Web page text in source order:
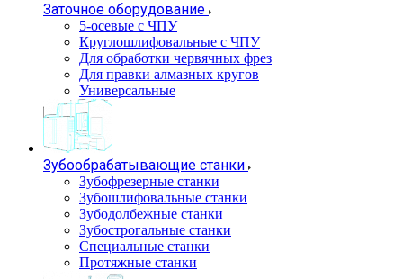
Заточное оборудование
5-осевые с ЧПУ
Круглошлифовальные с ЧПУ
Для обработки червячных фрез
Для правки алмазных кругов
Универсальные
Зубообрабатывающие станки
Зубофрезерные станки
Зубошлифовальные станки
Зубодолбежные станки
Зубострогальные станки
Специальные станки
Протяжные станки